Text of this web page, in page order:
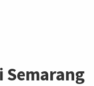
Semarang